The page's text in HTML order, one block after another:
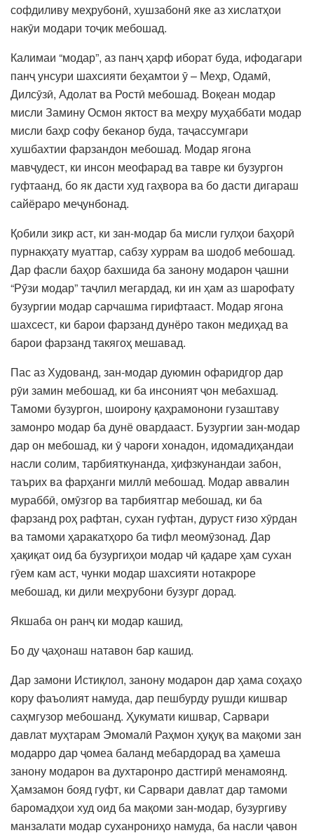
софдиливу меҳрубонӣ, хушзабонӣ яке аз хислатҳои
накӯи модари тоҷик мебошад.
Калимаи “модар”, аз панҷ ҳарф иборат буда, ифодагари
панҷ унсури шахсияти беҳамтои ӯ – Меҳр, Одамӣ,
Дилсӯзӣ, Адолат ва Ростӣ мебошад. Воқеан модар
мисли Замину Осмон яктост ва меҳру муҳаббати модар
мисли баҳр софу беканор буда, таҷассумгари
хушбахтии фарзандон мебошад. Модар ягона
мавҷудест, ки инсон меофарад ва тавре ки бузургон
гуфтаанд, бо як дасти худ гаҳвора ва бо дасти дигараш
сайёраро меҷунбонад.
Қобили зикр аст, ки зан-модар ба мисли гулҳои баҳорӣ
пурнакҳату муаттар, сабзу хуррам ва шодоб мебошад.
Дар фасли баҳор бахшида ба занону модарон ҷашни
“Рӯзи модар” таҷлил мегардад, ки ин ҳам аз шарофату
бузургии модар сарчашма гирифтааст. Модар ягона
шахсест, ки барои фарзанд дунёро такон медиҳад ва
барои фарзанд такягоҳ мешавад.
Пас аз Худованд, зан-модар дуюмин офаридгор дар
рӯи замин мебошад, ки ба инсоният ҷон мебахшад.
Тамоми бузургон, шоирону қаҳрамонони гузаштаву
замонро модар ба дунё овардааст. Бузургии зан-модар
дар он мебошад, ки ӯ чароғи хонадон, идомадиҳандаи
насли солим, тарбияткунанда, ҳифзкунандаи забон,
таърих ва фарҳанги миллӣ мебошад. Модар аввалин
мураббӣ, омӯзгор ва тарбиятгар мебошад, ки ба
фарзанд роҳ рафтан, сухан гуфтан, дуруст ғизо хӯрдан
ва тамоми ҳаракатҳоро ба тифл меомӯзонад. Дар
ҳақиқат оид ба бузургиҳои модар чӣ қадаре ҳам сухан
гӯем кам аст, чунки модар шахсияти нотакроре
мебошад, ки дили меҳрубони бузург дорад.
Якшаба он ранҷ ки модар кашид,
Бо ду ҷаҳонаш натавон бар кашид.
Дар замони Истиқлол, занону модарон дар ҳама соҳаҳо
кору фаъолият намуда, дар пешбурду рушди кишвар
саҳмгузор мебошанд. Ҳукумати кишвар, Сарвари
давлат муҳтарам Эмомалӣ Раҳмон ҳуқуқ ва мақоми зан
модарро дар ҷомеа баланд мебардорад ва ҳамеша
занону модарон ва духтаронро дастгирӣ менамоянд.
Ҳамзамон бояд гуфт, ки Сарвари давлат дар тамоми
баромадҳои худ оид ба мақоми зан-модар, бузургиву
манзалати модар суханрониҳо намуда, ба насли ҷавон